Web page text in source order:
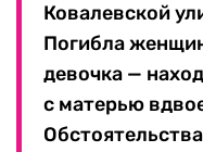
Ковалевской
Погибла
девочка —
с матерью